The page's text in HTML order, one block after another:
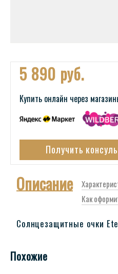
5 890 руб.
Купить онлайн через
Получить
Описание
Как
Солнцезащитные очки
Похожие